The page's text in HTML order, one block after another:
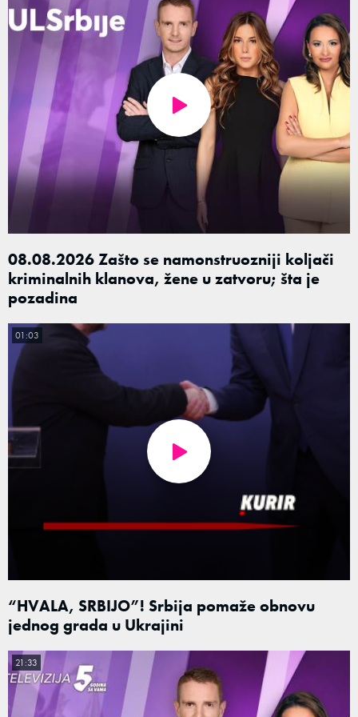
08.08.2026 Zašto se namonstruozniji koljači
kriminalnih klanova, žene u zatvoru; šta je
pozadina
“HVALA, SRBIJO”! Srbija pomaže obnovu
jednog grada u Ukrajini
01:03
21:33